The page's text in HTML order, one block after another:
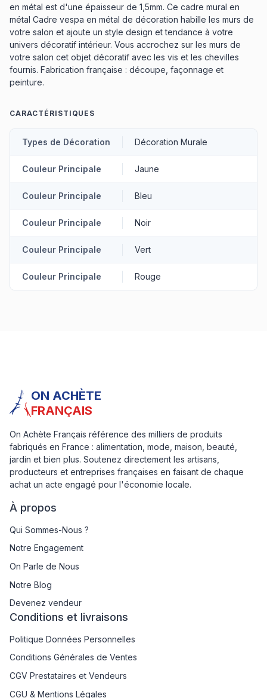
en métal est d'une épaisseur de 1,5mm. Ce cadre mural en
métal Cadre vespa en métal de décoration habille les murs de
votre salon et ajoute un style design et tendance à votre
univers décoratif intérieur. Vous accrochez sur les murs de
votre salon cet objet décoratif avec les vis et les chevilles
fournis. Fabrication française : découpe, façonnage et
peinture.
CARACTÉRISTIQUES
Types de Décoration Décoration Murale
Couleur Principale Jaune
Couleur Principale Bleu
Couleur Principale Noir
Couleur Principale Vert
Couleur Principale Rouge
ON ACHÈTE
FRANÇAIS
On Achète Français référence des milliers de produits
fabriqués en France : alimentation, mode, maison, beauté,
jardin et bien plus. Soutenez directement les artisans,
producteurs et entreprises françaises en faisant de chaque
achat un acte engagé pour l'économie locale.
À propos
Qui Sommes-Nous ?
Notre Engagement
On Parle de Nous
Notre Blog
Devenez vendeur
Conditions et livraisons
Politique Données Personnelles
Conditions Générales de Ventes
CGV Prestataires et Vendeurs
CGU & Mentions Légales